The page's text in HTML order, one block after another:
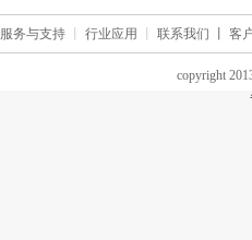
服务与支持丨 行业应用 联系我们 丨 客
copyright